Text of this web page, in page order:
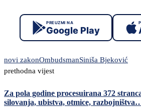
PREUZMI NA
Google Play
novi zakonOmbudsmanSiniša Bjeković
prethodna vijest
Za pola godine procesuirana 372
silovanja, ubistva, otmice,